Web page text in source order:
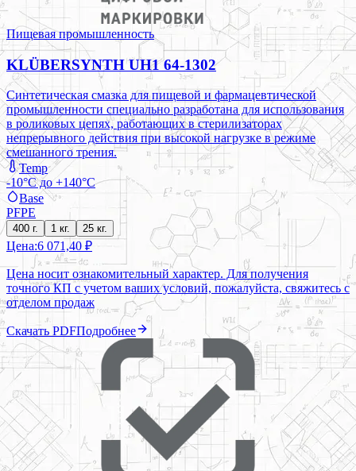
Пищевая промышленность
KLÜBERSYNTH UH1 64-1302
Синтетическая смазка для пищевой и фармацевтической
промышленности специально разработана для использования
в роликовых цепях, работающих в стерилизаторах
непрерывного действия при высокой нагрузке в режиме
смешанного трения.
Temp
-10°C до +140°C
Base
PFPE
400 г. 1 кг. 25 кг.
Цена:6 071,40 ₽
Цена носит ознакомительный характер. Для получения
точного КП с учетом ваших условий, пожалуйста, свяжитесь с
отделом продаж
Скачать PDFПодробнее